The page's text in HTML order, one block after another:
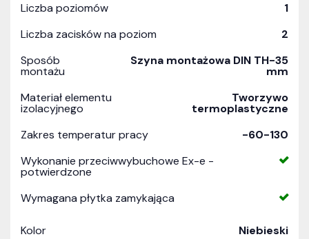
Liczba poziomów
1
Liczba zacisków na poziom
2
Sposób
montażu
Szyna montażowa DIN TH-35
mm
Materiał elementu
izolacyjnego
Tworzywo
termoplastyczne
Zakres temperatur pracy
-60-130
Wykonanie przeciwwybuchowe Ex-e -
potwierdzone
Wymagana płytka zamykająca
Kolor
Niebieski